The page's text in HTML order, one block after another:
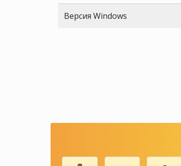
Версия Windows